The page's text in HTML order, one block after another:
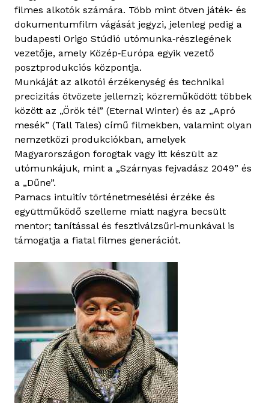
r
t
a
l
o
m
m
a
l
k
a
p
c
o
l
a
t
o
s
n
filmes alkotók számára. Több mint ötven játék- és
dokumentumfilm vágását jegyzi, jelenleg pedig a
budapesti Origo Stúdió utómunka‑részlegének
vezetője, amely Közép‑Európa egyik vezető
posztprodukciós központja.
Munkáját az alkotói érzékenység és technikai
precizitás ötvözete jellemzi; közreműködött többek
között az „Örök tél” (Eternal Winter) és az „Apró
mesék” (Tall Tales) című filmekben, valamint olyan
nemzetközi produkciókban, amelyek
Magyarországon forogtak vagy itt készült az
utómunkájuk, mint a „Szárnyas fejvadász 2049” és
a „Dűne”.
Pamacs intuitív történetmesélési érzéke és
együttműködő szelleme miatt nagyra becsült
mentor; tanítással és fesztiválzsűri‑munkával is
támogatja a fiatal filmes generációt.